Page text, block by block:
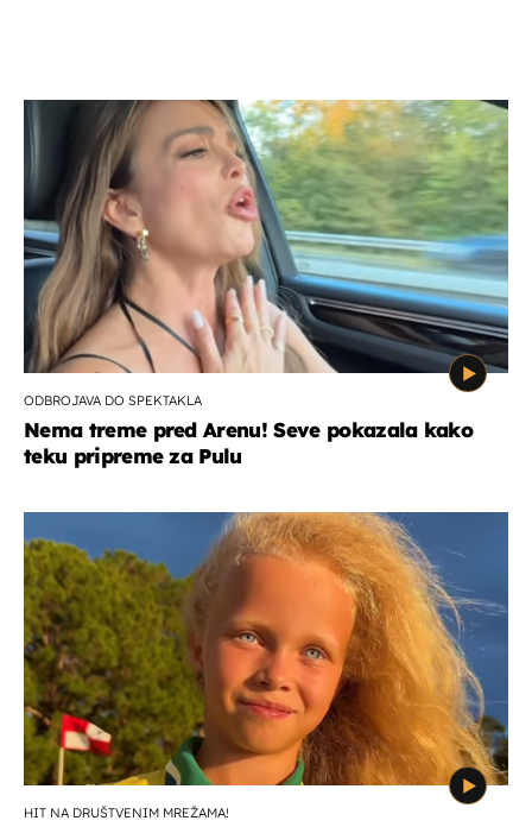
ODBROJAVA DO SPEKTAKLA
Nema treme pred Arenu! Seve pokazala kako
teku pripreme za Pulu
HIT NA DRUŠTVENIM MREŽAMA!